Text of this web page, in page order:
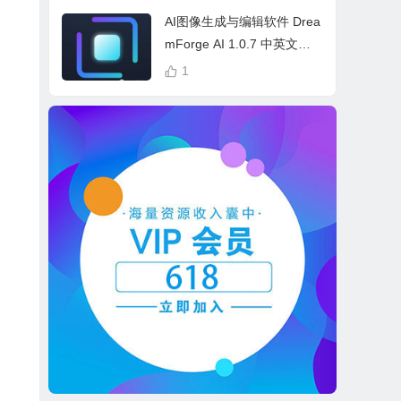
AI图像生成与编辑软件 Drea
mForge AI 1.0.7 中英文多
语言 Win 本地离线运行
1